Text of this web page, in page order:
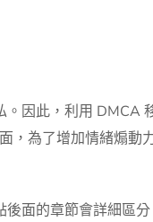
因此，利用 DMCA
，為了增加情緒煽動
面的章節會詳細區分